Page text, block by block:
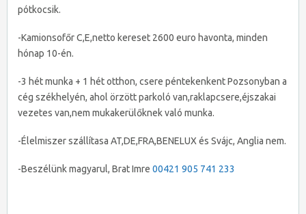
pótkocsik.
-Kamionsofőr C,E,netto kereset 2600 euro havonta, minden
hónap 10-én.
-3 hét munka + 1 hét otthon, csere péntekenkent Pozsonyban a
cég székhelyén, ahol örzött parkoló van,raklapcsere,éjszakai
vezetes van,nem mukakerülőknek való munka.
-Élelmiszer szállítasa AT,DE,FRA,BENELUX és Svájc, Anglia nem.
-Beszélünk magyarul, Brat Imre 00421 905 741 233